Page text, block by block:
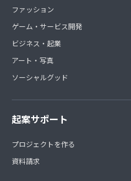
ファッション
ゲーム・サービス開発
ビジネス・起業
アート・写真
ソーシャルグッド
起案サポート
プロジェクトを作る
資料請求